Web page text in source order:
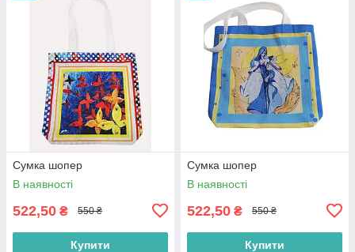
Сумка шопер
В наявності
522,50 ₴ 550 ₴
Купити
Сумка шопер
В наявності
522,50 ₴ 550 ₴
Купити